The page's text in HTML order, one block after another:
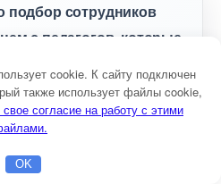
подбор сотруднико
с педагогов, которые
обязательно должно
cookie. К сайту подключен
также использует файлы cookie,
согласие на работу с этими
OK